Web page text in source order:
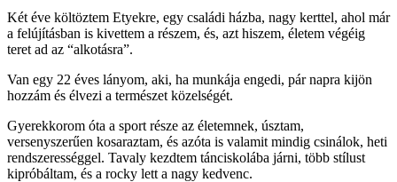
Két éve költöztem Etyekre, egy családi házba, nagy kerttel, ahol már
a felújításban is kivettem a részem, és, azt hiszem, életem végéig
teret ad az “alkotásra”.
Van egy 22 éves lányom, aki, ha munkája engedi, pár napra kijön
hozzám és élvezi a természet közelségét.
Gyerekkorom óta a sport része az életemnek, úsztam,
versenyszerűen kosaraztam, és azóta is valamit mindig csinálok, heti
rendszerességgel. Tavaly kezdtem tánciskolába járni, több stílust
kipróbáltam, és a rocky lett a nagy kedvenc.